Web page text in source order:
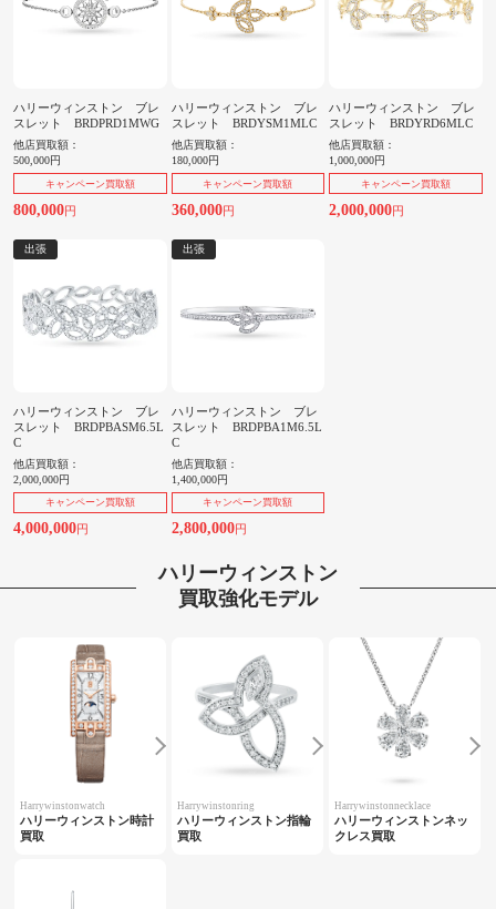
ハリーウィンストン ブレ
スレット BRDPRD1MWG
他店買取額：
500,000円
キャンペーン買取額
800,000円
ハリーウィンストン ブレ
スレット BRDYSM1MLC
他店買取額：
180,000円
キャンペーン買取額
360,000円
ハリーウィンストン ブレ
スレット BRDYRD6MLC
他店買取額：
1,000,000円
キャンペーン買取額
2,000,000円
出張
ハリーウィンストン ブレ
スレット BRDPBASM6.5L
C
他店買取額：
2,000,000円
キャンペーン買取額
4,000,000円
出張
ハリーウィンストン ブレ
スレット BRDPBA1M6.5L
C
他店買取額：
1,400,000円
キャンペーン買取額
2,800,000円
ハリーウィンストン
買取強化モデル
Harrywinstonwatch
ハリーウィンストン時計
買取
Harrywinstonring
ハリーウィンストン指輪
買取
Harrywinstonnecklace
ハリーウィンストンネッ
クレス買取